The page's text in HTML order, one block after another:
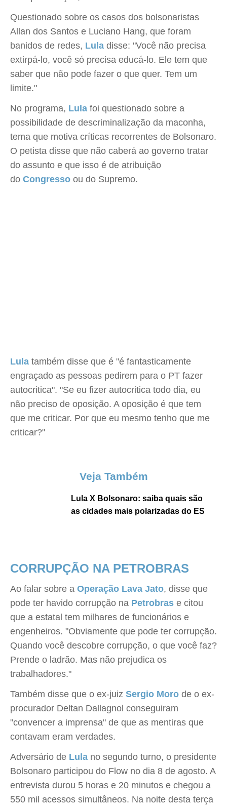
Questionado sobre os casos dos bolsonaristas
Allan dos Santos e Luciano Hang, que foram
banidos de redes, Lula disse: "Você não precisa
extirpá-lo, você só precisa educá-lo. Ele tem que
saber que não pode fazer o que quer. Tem um
limite."
No programa, Lula foi questionado sobre a
possibilidade de descriminalização da maconha,
tema que motiva críticas recorrentes de Bolsonaro.
O petista disse que não caberá ao governo tratar
do assunto e que isso é de atribuição
do Congresso ou do Supremo.
Lula também disse que é "é fantasticamente
engraçado as pessoas pedirem para o PT fazer
autocritica". "Se eu fizer autocritica todo dia, eu
não preciso de oposição. A oposição é que tem
que me criticar. Por que eu mesmo tenho que me
criticar?"
Veja Também
Lula X Bolsonaro: saiba quais são
as cidades mais polarizadas do ES
CORRUPÇÃO NA PETROBRAS
Ao falar sobre a Operação Lava Jato, disse que
pode ter havido corrupção na Petrobras e citou
que a estatal tem milhares de funcionários e
engenheiros. "Obviamente que pode ter corrupção.
Quando você descobre corrupção, o que você faz?
Prende o ladrão. Mas não prejudica os
trabalhadores."
Também disse que o ex-juiz Sergio Moro de o ex-
procurador Deltan Dallagnol conseguiram
"convencer a imprensa" de que as mentiras que
contavam eram verdades.
Adversário de Lula no segundo turno, o presidente
Bolsonaro participou do Flow no dia 8 de agosto. A
entrevista durou 5 horas e 20 minutos e chegou a
550 mil acessos simultâneos. Na noite desta terça